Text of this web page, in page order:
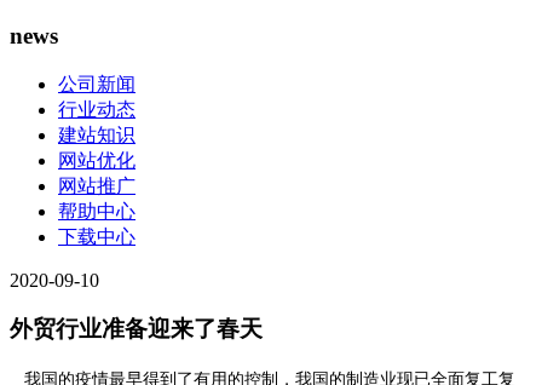
news
公司新闻
行业动态
建站知识
网站优化
网站推广
帮助中心
下载中心
2020-09-10
外贸行业准备迎来了春天
我国的疫情最早得到了有用的控制，我国的制造业现已全面复工复